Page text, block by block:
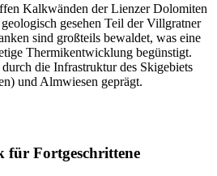
Kalkwänden der Lienzer Dolomiten
gesehen Teil der Villgratner
sind großteils bewaldet, was eine
Thermikentwicklung begünstigt.
die Infrastruktur des Skigebiets
und Almwiesen geprägt.
für Fortgeschrittene